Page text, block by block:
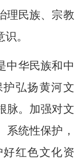
理民族、宗教
。
中华民族和中
弘扬黄河文
脉。加强对文
系统性保护，
红色文化资